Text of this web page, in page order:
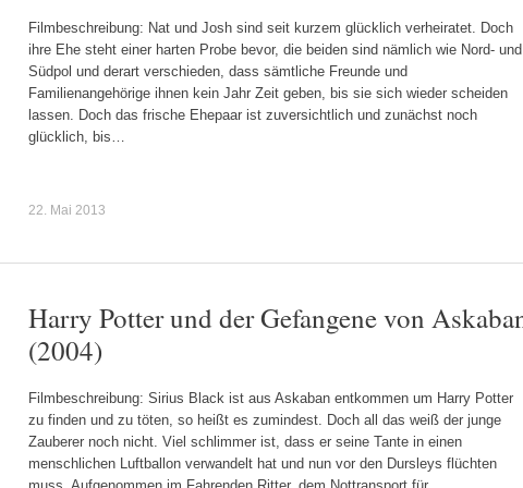
Filmbeschreibung: Nat und Josh sind seit kurzem glücklich verheiratet. Doch
ihre Ehe steht einer harten Probe bevor, die beiden sind nämlich wie Nord- und
Südpol und derart verschieden, dass sämtliche Freunde und
Familienangehörige ihnen kein Jahr Zeit geben, bis sie sich wieder scheiden
lassen. Doch das frische Ehepaar ist zuversichtlich und zunächst noch
glücklich, bis…
22. Mai 2013
Harry Potter und der Gefangene von
(2004)
Filmbeschreibung: Sirius Black ist aus Askaban entkommen um Harry Potter
zu finden und zu töten, so heißt es zumindest. Doch all das weiß der junge
Zauberer noch nicht. Viel schlimmer ist, dass er seine Tante in einen
menschlichen Luftballon verwandelt hat und nun vor den Dursleys flüchten